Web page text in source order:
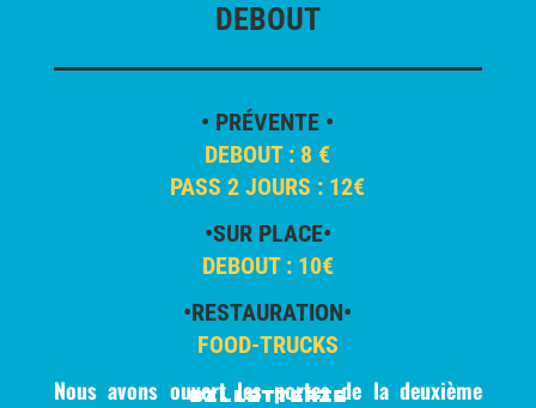
DEBOUT
• PRÉVENTE •
DEBOUT : 8 €
PASS 2 JOURS : 12€
•SUR PLACE•
DEBOUT : 10€
•RESTAURATION•
FOOD-TRUCKS
Billetterie
Nous avons ouvert les portes de la deuxième